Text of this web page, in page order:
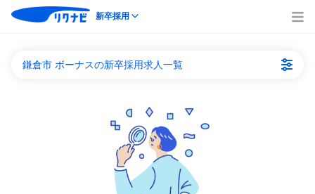
新卒採用
鎌倉市 ボーナスの新卒採用求人一覧